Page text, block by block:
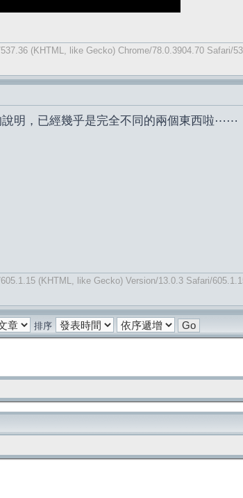
(KHTML, like Gecko) Chrome/78.0.3904.70 Safari/
明，已經幾乎是完全不同的兩個東西啦⋯⋯
(KHTML, like Gecko) Version/13.0.3 Safari/
排序